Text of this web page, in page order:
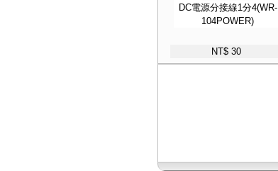
DC電源分接線1分4(WR-
104POWER)
NT$ 30